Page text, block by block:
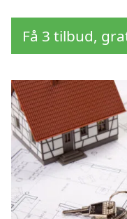
Få 3 tilbud,